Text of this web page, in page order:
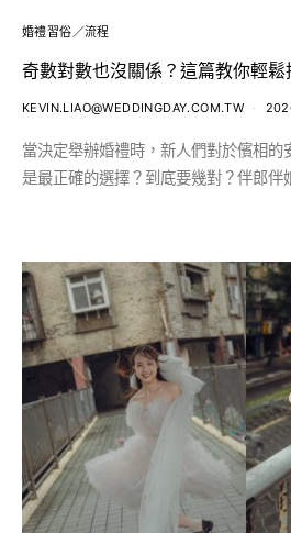
婚禮習俗／流程
奇數對數也沒關係？這篇教你輕鬆
KEVIN.LIAO@WEDDINGDAY.COM.TW
當決定舉辦婚禮時，新人們對於儐相的
是最正確的選擇？到底要幾對？伴郎